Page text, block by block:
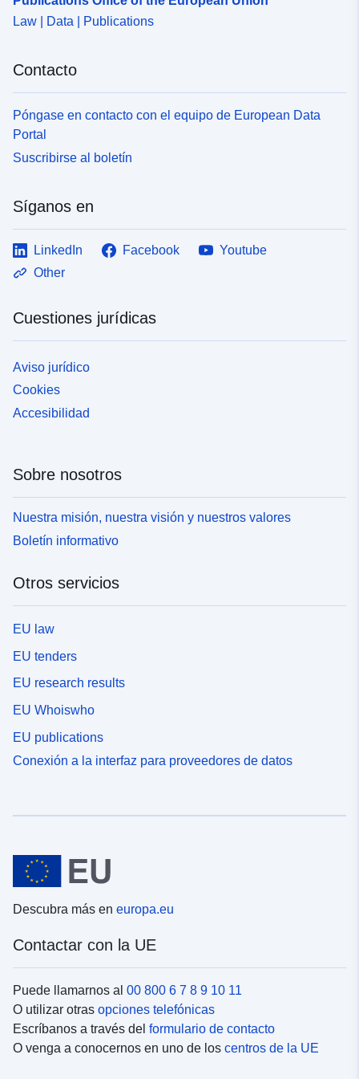
Law | Data | Publications
Contacto
Póngase en contacto con el equipo de European Data
Portal
Suscribirse al boletín
Síganos en
LinkedIn Facebook
Youtube
Other
Cuestiones jurídicas
Aviso jurídico
Cookies
Accesibilidad
Sobre nosotros
Nuestra misión, nuestra visión y nuestros valores
Boletín informativo
Otros servicios
EU law
EU tenders
EU research results
EU Whoiswho
EU publications
Conexión a la interfaz para proveedores de datos
Descubra más en europa.eu
Contactar con la UE
Puede llamarnos al 00 800 6 7 8 9 10 11
O utilizar otras opciones telefónicas
Escríbanos a través del formulario de contacto
O venga a conocernos en uno de los centros de la UE